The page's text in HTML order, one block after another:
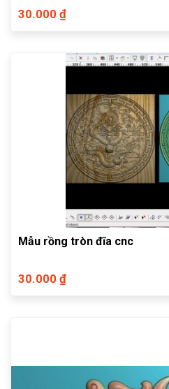
30.000 ₫
Mẫu rồng tròn đĩa cnc
30.000 ₫